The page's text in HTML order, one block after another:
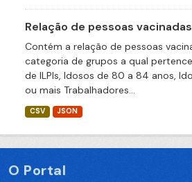
Relação de pessoas
Contém a relação de pessoas
categoria de grupos a qual
de ILPIs, Idosos de 80 a 84 anos,
ou mais Trabalhadores...
CSV JSON
O Portal